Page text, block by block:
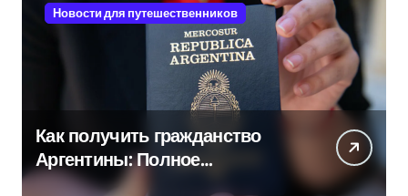
Новости для путешественников
Как получить гражданство
Аргентины: Полное
руководство